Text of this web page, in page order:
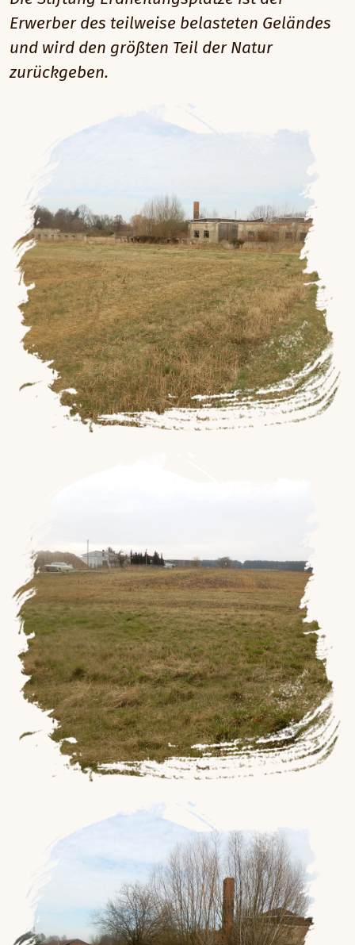
Erwerber des teilweise belasteten Geländes
und wird den größten Teil der Natur
zurückgeben.